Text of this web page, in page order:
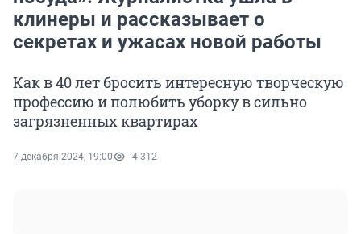
клинеры и рассказывает о
секретах и ужасах новой работы
Как в 40 лет бросить интересную творческую
профессию и полюбить уборку в сильно
загрязненных квартирах
7 декабря 2024, 19:00 4 312